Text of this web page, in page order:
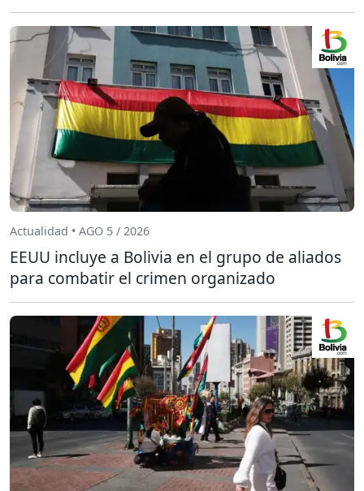
Actualidad • AGO 5 / 2026
EEUU incluye a Bolivia en el grupo de aliados
para combatir el crimen organizado